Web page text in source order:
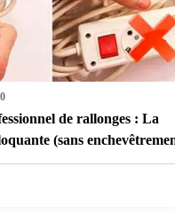
0
de rallonges : La
(sans